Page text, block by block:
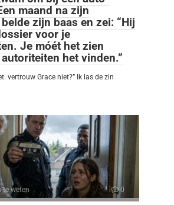
maand na zijn
zijn baas en zei: “Hij
voor je
Je móét het zien
het vinden.”
vertrouw Grace niet?” Ik las de zin
te weten 0